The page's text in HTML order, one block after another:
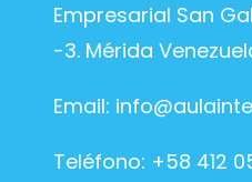
Empresarial San
-3. Mérida
Email:
Teléfono: +58 412